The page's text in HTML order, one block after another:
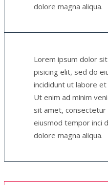
dolore magna aliqua.
Lorem ipsum dolor
pisicing elit, sed do
incididunt ut labore
Ut enim ad minim
sit amet, consectetur
eiusmod tempor inci
dolore magna aliqua.